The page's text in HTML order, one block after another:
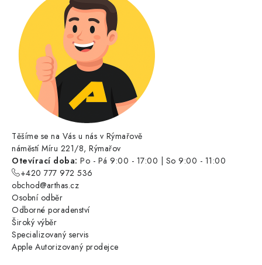
Těšíme se na Vás u nás v Rýmařově
náměstí Míru 221/8, Rýmařov
Otevírací doba: Po - Pá 9:00 - 17:00 | So 9:00 - 11:00
+420 777 972 536
obchod@arthas.cz
Osobní odběr
Odborné poradenství
Široký výběr
Specializovaný servis
Apple Autorizovaný prodejce